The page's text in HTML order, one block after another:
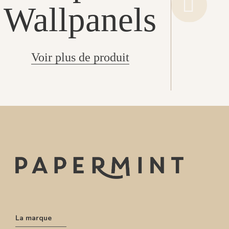
Wallpanels
Voir plus de produit
La marque